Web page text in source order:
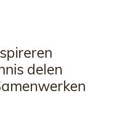
delen